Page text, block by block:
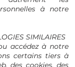
à notre
SIMILAIRES
accédez à notre
certains tiers à
des cookies, des